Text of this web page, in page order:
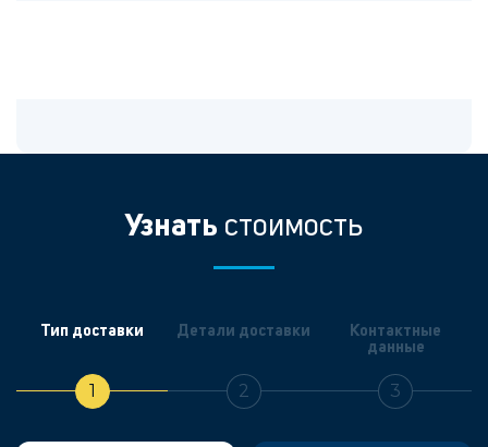
Узнать стоимость
Тип доставки
1
Детали доставки
2
Контактные
данные
3